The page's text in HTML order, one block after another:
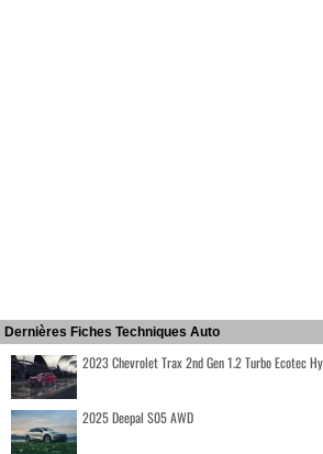
Dernières Fiches Techniques Auto
2023 Chevrolet Trax 2nd Gen 1.2 Turbo Ecotec
2025 Deepal S05 AWD